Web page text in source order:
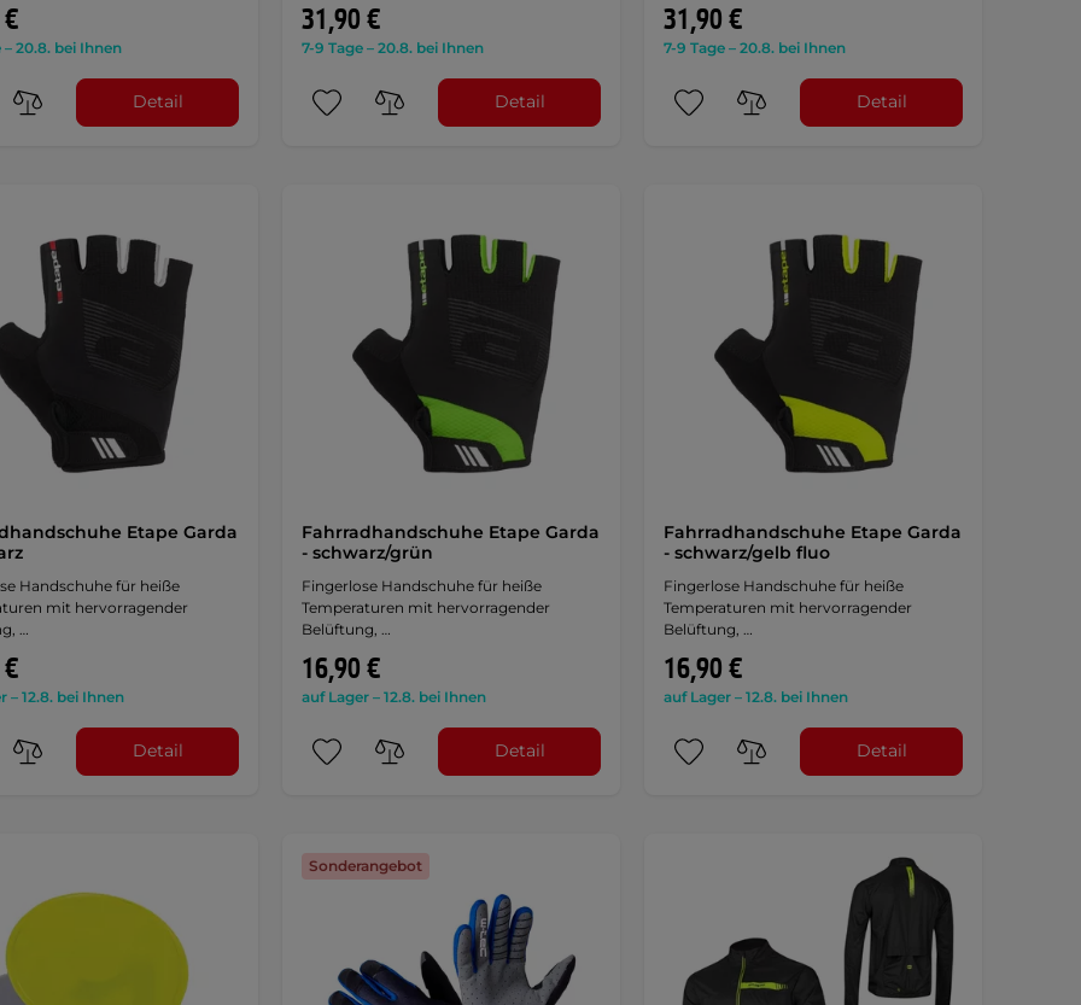
– 20.8. bei Ihnen
Detail
31,90 €
7-9 Tage – 20.8. bei Ihnen
Detail
31,90 €
7-9 Tage – 20.8. bei Ihnen
Detail
Etape Garda
Handschuhe für heiße
mit hervorragender
…
– 12.8. bei Ihnen
Detail
Fahrradhandschuhe Etape Garda
- schwarz/grün
Fingerlose Handschuhe für heiße
Temperaturen mit hervorragender
Belüftung, …
16,90 €
auf Lager – 12.8. bei Ihnen
Detail
Fahrradhandschuhe Etape Garda
- schwarz/gelb fluo
Fingerlose Handschuhe für heiße
Temperaturen mit hervorragender
Belüftung, …
16,90 €
auf Lager – 12.8. bei Ihnen
Detail
Sonderangebot